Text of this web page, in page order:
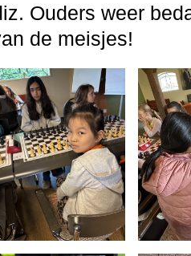
Ouders weer
de meisjes!